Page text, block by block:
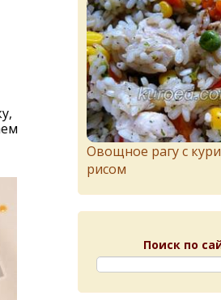
Овощное рагу с
рисом
Поиск по